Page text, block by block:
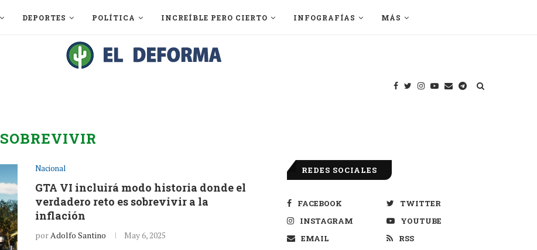
DEPORTES POLÍTICA INCREÍBLE PERO CIERTO INFOGRAFÍAS MÁS
SOBREVIVIR
Nacional
GTA VI incluirá modo historia donde el
verdadero reto es sobrevivir a la
inflación
porAdolfo Santino May 6, 2025
REDES SOCIALES
FACEBOOK
TWITTER
INSTAGRAM
YOUTUBE
EMAIL
RSS